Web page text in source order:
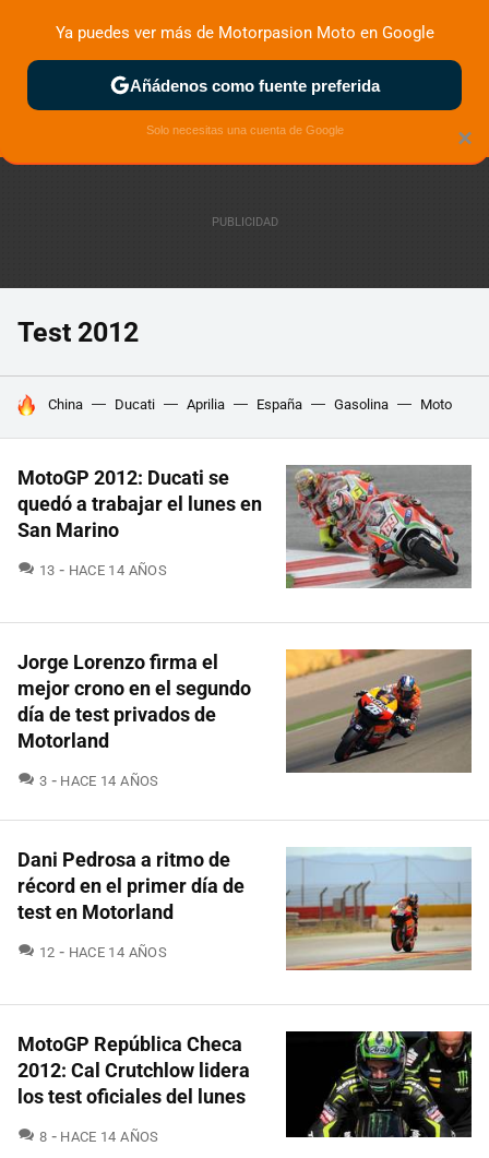
ZONA DE PRUEBAS DEPORTIVAS MOTOS ELÉCTRICAS
Test 2012
HOY SE HABLA DE
China Ducati Aprilia España Gasolina Moto
MotoGP 2012: Ducati se
quedó a trabajar el lunes en
San Marino
13 COMENTARIOS
HACE 14 AÑOS
Jorge Lorenzo firma el
mejor crono en el segundo
día de test privados de
Motorland
3 COMENTARIOS
HACE 14 AÑOS
Dani Pedrosa a ritmo de
récord en el primer día de
test en Motorland
12 COMENTARIOS
HACE 14 AÑOS
MotoGP República Checa
2012: Cal Crutchlow lidera
los test oficiales del lunes
8 COMENTARIOS
HACE 14 AÑOS
×
Ya puedes ver más de Motorpasion Moto en Google
Añádenos como fuente preferida
Solo necesitas una cuenta de Google